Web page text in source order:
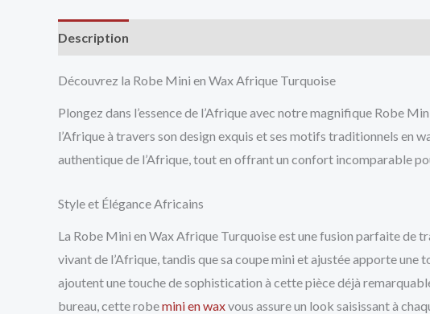
Description
Découvrez la Robe Mini en Wax Afrique Turquoise
Plongez dans l’essence de l’Afrique avec notre magnifique Robe
l’Afrique à travers son design exquis et ses motifs traditionnels en
authentique de l’Afrique, tout en offrant un confort incomparable
Style et Élégance Africains
La Robe Mini en Wax Afrique Turquoise est une fusion parfaite de
vivant de l’Afrique, tandis que sa coupe mini et ajustée apporte une
ajoutent une touche de sophistication à cette pièce déjà
bureau, cette robemini en waxvous assure un look saisissant à